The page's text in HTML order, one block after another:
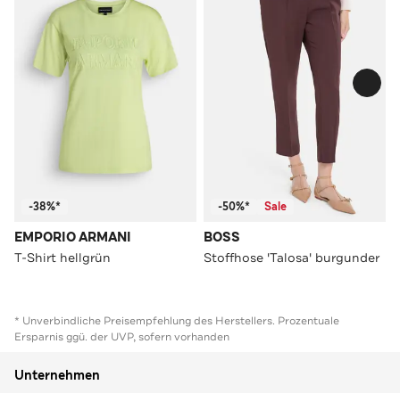
-38%*
EMPORIO ARMANI
T-Shirt hellgrün
-50%* Sale
BOSS
Stoffhose 'Talosa' burgunder
* Unverbindliche Preisempfehlung des Herstellers. Prozentuale
Ersparnis ggü. der UVP, sofern vorhanden
Unternehmen